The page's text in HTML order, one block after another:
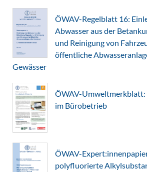
ÖWAV-Regelblatt 16:
Abwasser aus der
und Reinigung von
öffentliche
Gewässer
ÖWAV-
im Bürobetrieb
ÖWAV-
polyfluorierte